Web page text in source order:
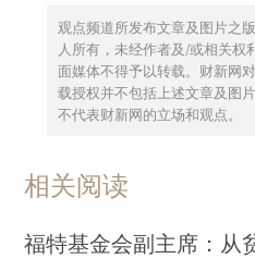
观点频道所发布文章及图片之
人所有，未经作者及/或相关权
面媒体不得予以转载。财新网
载授权并不包括上述文章及图
不代表财新网的立场和观点。
相关阅读
福特基金会副主席：从